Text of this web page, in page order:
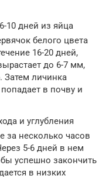
10 дней из яйца
белого цвета
16-20 дней,
до 6-7 мм,
Затем личинка
в почву и
и углубления
за несколько часов
5-6 дней в нем
успешно закончить
в низких